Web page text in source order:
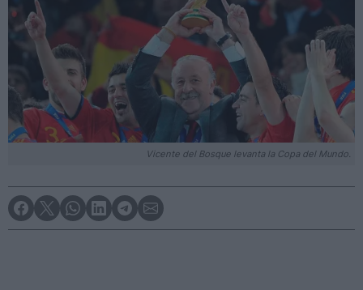
Vicente del Bosque levanta la Copa del Mundo.